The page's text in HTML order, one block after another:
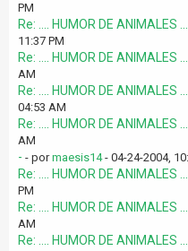
PM
Re: .... HUMOR DE ANIMALES ...
11:37 PM
Re: .... HUMOR DE ANIMALES ...
AM
Re: .... HUMOR DE ANIMALES ...
04:53 AM
Re: .... HUMOR DE ANIMALES ...
AM
- - pormaesis14- 04-24-2004,
Re: .... HUMOR DE ANIMALES ...
PM
Re: .... HUMOR DE ANIMALES ...
AM
Re: .... HUMOR DE ANIMALES ...